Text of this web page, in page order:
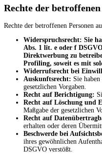
Rechte der betroffenen
Rechte der betroffenen Personen
Widerspruchsrecht: Sie
Abs. 1 lit. e oder f
Direktwerbung zu
Profiling, soweit es mit
Widerrufsrecht bei
Auskunftsrecht: Sie
gesetzlichen Vorgaben.
Recht auf Berichtigung:
Recht auf Löschung und
Maßgabe der gesetzlichen
Recht auf
erhalten oder deren
Beschwerde bei
ihres gewöhnlichen
DSGVO verstößt.